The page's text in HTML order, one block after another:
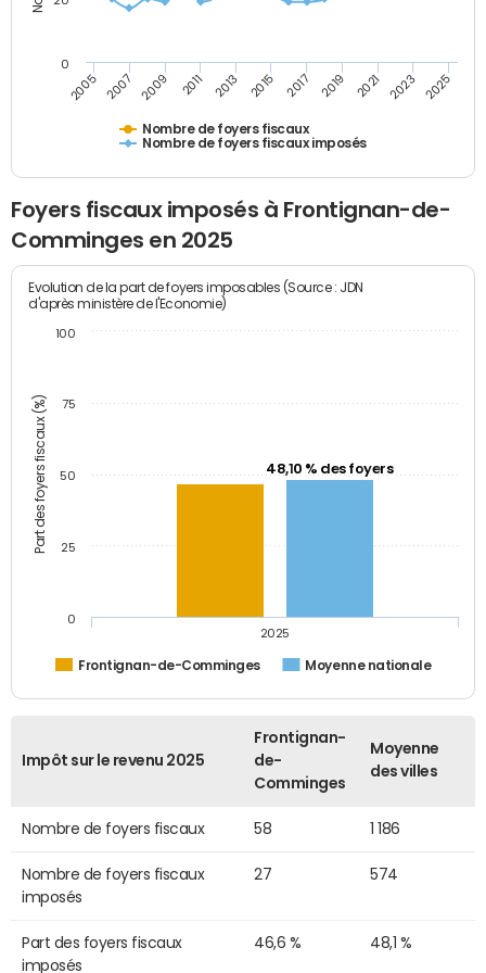
Nombre de foyers fiscaux
Nombre de foyers fiscaux imposés
2005 2007 2009 2011 2013 2015 2017 2019 2021 2023 2025
0
Foyers fiscaux imposés à Frontignan-de-
Comminges en 2025
Part des foyers fiscaux (%)
Evolution de la part de foyers imposables (Source : JDN
d'après ministère de l'Economie)
48,10 % des foyers
Frontignan-de-Comminges Moyenne nationale
2025
0
25
50
75
100
Impôt sur le revenu 2025
Frontignan-
de-
Comminges
Moyenne
des villes
Nombre de foyers fiscaux 58 1 186
Nombre de foyers fiscaux
imposés
27 574
Part des foyers fiscaux
imposés
46,6 % 48,1 %